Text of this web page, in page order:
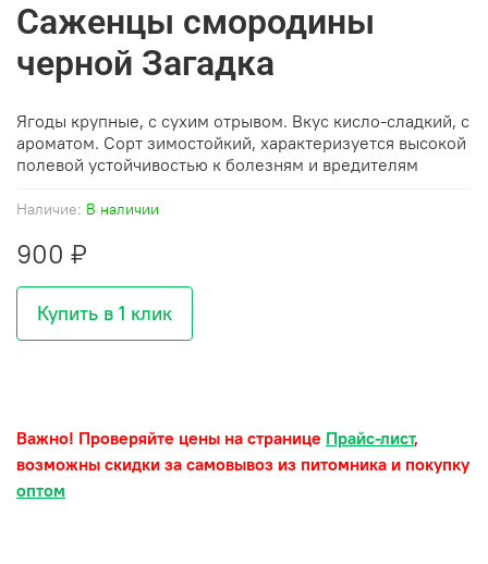
Наличие: В наличии
Саженцы смородины
черной Загадка
900 ₽
Купить в 1 клик
Ягоды крупные, с сухим отрывом. Вкус кисло-сладкий, с
ароматом. Сорт зимостойкий, характеризуется высокой
полевой устойчивостью к болезням и вредителям
Важно! Проверяйте цены на странице Прайс-лист,
возможны скидки за самовывоз из питомника и покупку
оптом